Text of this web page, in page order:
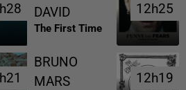
DAVID
The First Time
12h25
12h25
BRUNO
MARS
12h19
12h19